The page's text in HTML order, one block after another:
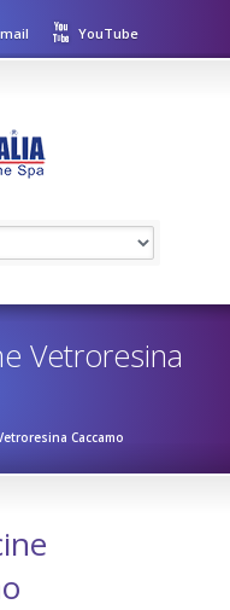
YouTube
Vetroresina
Caccamo